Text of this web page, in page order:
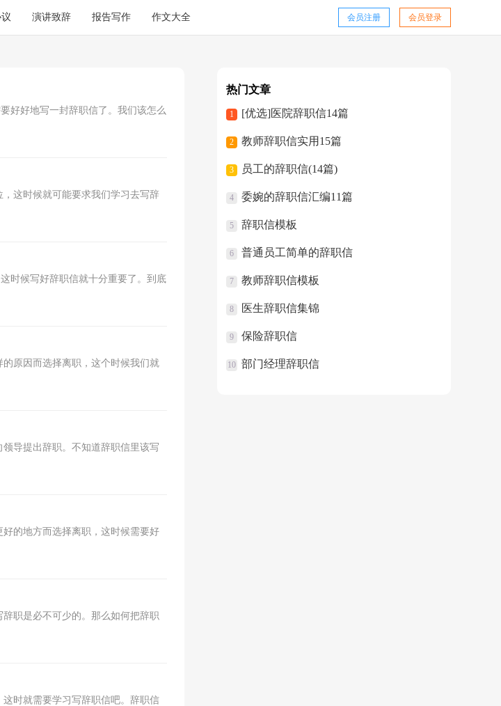
演讲致辞 报告写作 作文大全 会员登录
会员注册
好好地写一封辞职信了。我们该怎么
这时候就可能要求我们学习去写辞
时候写好辞职信就十分重要了。到底
原因而选择离职，这个时候我们就
导提出辞职。不知道辞职信里该写
的地方而选择离职，这时候需要好
职是必不可少的。那么如何把辞职
时就需要学习写辞职信吧。辞职信
热门文章
1 [优选]医院辞职信14篇
2 教师辞职信实用15篇
3 员工的辞职信(14篇)
4 委婉的辞职信汇编11篇
5 辞职信模板
6 普通员工简单的辞职信
7 教师辞职信模板
8 医生辞职信集锦
9 保险辞职信
10 部门经理辞职信